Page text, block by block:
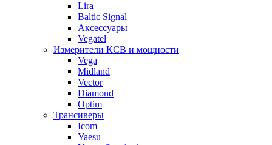
Lira
Baltic Signal
Аксессуары
Vegatel
Измерители КСВ и мощности
Vega
Midland
Vector
Diamond
Optim
Трансиверы
Icom
Yaesu